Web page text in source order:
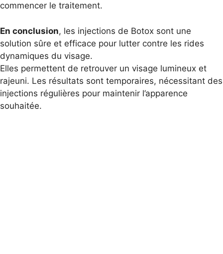
commencer le traitement.
En conclusion, les injections de Botox sont une
solution sûre et efficace pour lutter contre les rides
dynamiques du visage.
Elles permettent de retrouver un visage lumineux et
rajeuni. Les résultats sont temporaires, nécessitant des
injections régulières pour maintenir l’apparence
souhaitée.